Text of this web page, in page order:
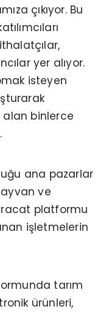
çıkıyor. Bu
yer alıyor.
isteyen
alan binlerce
ana pazarlar
ve
platformu
işletmelerin
tarım
ürünleri,